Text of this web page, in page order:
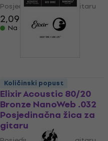
Posjedinačna žica za gitaru
2,09 €
Na skladištu
Elixir Acoustic 80/20
Bronze NanoWeb .032
Posjedinačna žica za
gitaru
Količinski popust